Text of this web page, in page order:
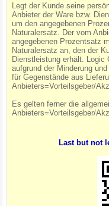
Legt der Kunde seine
Anbieter der Ware bzw.
um den angegebenen
Naturalersatz. Der vom
angegebenen Prozentsatz
Naturalersatz an, den der
Dienstleistung erhält. Logic
aufgrund der Minderung
für Gegenstände aus
Anbieters=Vorteilsgeber/
Es gelten ferner die
Anbieters=Vorteilsgeber/
Last but not